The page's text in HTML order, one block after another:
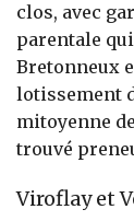
clos, avec
parentale
Bretonneux
lotissement
mitoyenne
trouvé
Viroflay et